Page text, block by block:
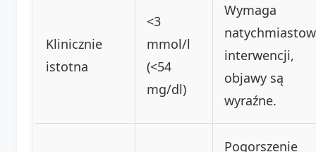
Klinicznie
istotna
<3
mmol/l
(<54
mg/dl)
Wymaga
interwencji,
objawy są
wyraźne.
Pogorszenie